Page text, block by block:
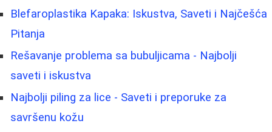
Blefaroplastika Kapaka: Iskustva, Saveti i Najčešća
Pitanja
Rešavanje problema sa bubuljicama - Najbolji
saveti i iskustva
Najbolji piling za lice - Saveti i preporuke za
savršenu kožu